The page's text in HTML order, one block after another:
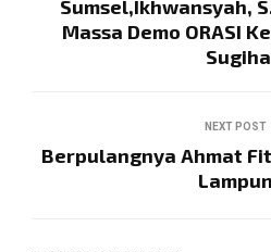
Sumsel,Ikhwansyah,
Massa Demo ORASI
NEXT POST
Berpulangnya Ahmat